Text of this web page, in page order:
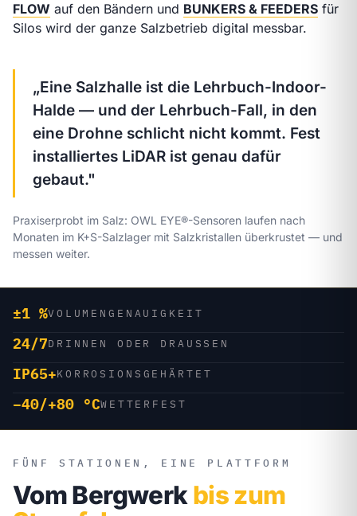
FLOW auf den Bändern und BUNKERS & FEEDERS für
Silos wird der ganze Salzbetrieb digital messbar.
„Eine Salzhalle ist die Lehrbuch-Indoor-
Halde — und der Lehrbuch-Fall, in den
eine Drohne schlicht nicht kommt. Fest
installiertes LiDAR ist genau dafür
gebaut."
Praxiserprobt im Salz: OWL EYE®-Sensoren laufen nach
Monaten im K+S-Salzlager mit Salzkristallen überkrustet — und
messen weiter.
±1 %VOLUMENGENAUIGKEIT
24/7DRINNEN ODER DRAUSSEN
IP65+KORROSIONSGEHÄRTET
−40/+80 °CWETTERFEST
FÜNF STATIONEN, EINE PLATTFORM
Vom Bergwerkbis zum